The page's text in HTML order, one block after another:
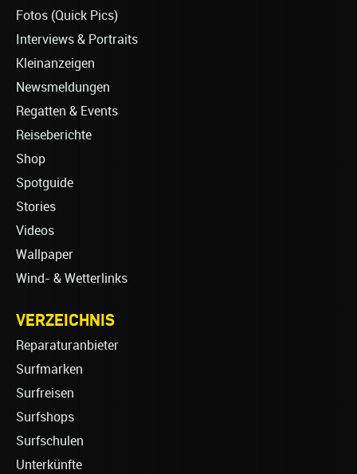
Fotos (Quick Pics)
Interviews & Portraits
Kleinanzeigen
Newsmeldungen
Regatten & Events
Reiseberichte
Shop
Spotguide
Stories
Videos
Wallpaper
Wind- & Wetterlinks
VERZEICHNIS
Reparaturanbieter
Surfmarken
Surfreisen
Surfshops
Surfschulen
Unterkünfte